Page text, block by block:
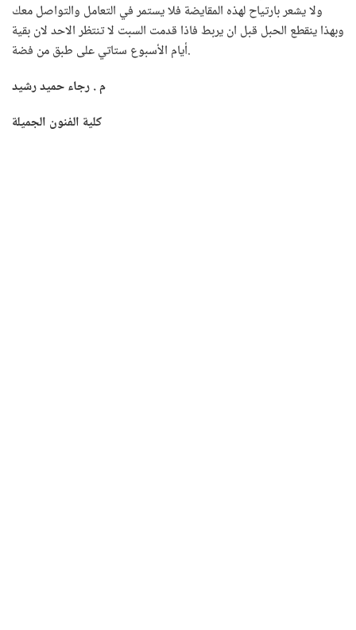
ولا يشعر بارتياح لهذه المقايضة فلا يستمر في التعامل والتواصل معك
وبهذا ينقطع الحبل قبل ان يربط فاذا قدمت السبت لا تنتظر الاحد لان بقية
أيام الأسبوع ستاتي على طبق من فضة.
م . رجاء حميد رشيد
كلية الفنون الجميلة